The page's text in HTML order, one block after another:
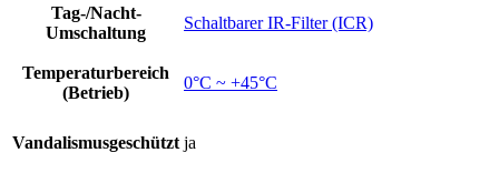
Tag-/Nacht-
Umschaltung
Schaltbarer IR-Filter (ICR)
Temperaturbereich
(Betrieb)
0°C ~ +45°C
Vandalismusgeschützt ja